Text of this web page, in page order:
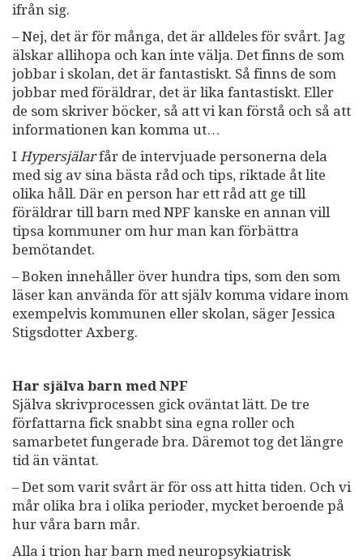
ifrån sig.
– Nej, det är för många, det är alldeles för svårt. Jag
älskar allihopa och kan inte välja. Det finns de som
jobbar i skolan, det är fantastiskt. Så finns de som
jobbar med föräldrar, det är lika fantastiskt. Eller
de som skriver böcker, så att vi kan förstå och så att
informationen kan komma ut…
I Hypersjälarfår de intervjuade personerna dela
med sig av sina bästa råd och tips, riktade åt lite
olika håll. Där en person har ett råd att ge till
föräldrar till barn med NPF kanske en annan vill
tipsa kommuner om hur man kan förbättra
bemötandet.
– Boken innehåller över hundra tips, som den som
läser kan använda för att själv komma vidare inom
exempelvis kommunen eller skolan, säger Jessica
Stigsdotter Axberg.
Har själva barn med NPF
Själva skrivprocessen gick oväntat lätt. De tre
författarna fick snabbt sina egna roller och
samarbetet fungerade bra. Däremot tog det längre
tid än väntat.
– Det som varit svårt är för oss att hitta tiden. Och vi
mår olika bra i olika perioder, mycket beroende på
hur våra barn mår.
Alla i trion har barn med neuropsykiatrisk